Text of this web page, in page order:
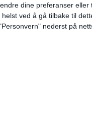
dine preferanser eller
ved å gå tilbake til
nederst på